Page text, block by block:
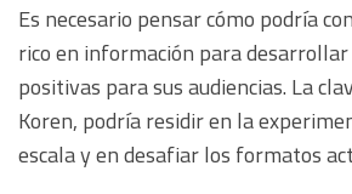
Es necesario pensar cómo podría
rico en información para
positivas para sus audiencias. La
Koren, podría residir en la
escala y en desafiar los formatos